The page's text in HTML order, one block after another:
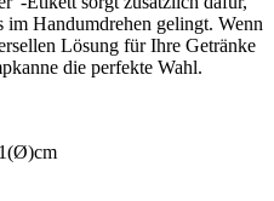
im Handumdrehen gelingt. Wenn
Lösung für Ihre Getränke
die perfekte Wahl.